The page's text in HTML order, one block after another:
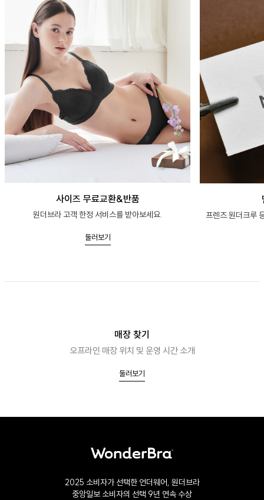
사이즈 무료교환&반품
원더브라 고객 한정 서비스를 받아보세요.
둘러보기
프렌즈.원더크루
매장 찾기
오프라인 매장 위치 및 운영 시간 소개
둘러보기
2025 소비자가 선택한 언더웨어, 원더브라
중앙일보 소비자의 선택 9년 연속 수상